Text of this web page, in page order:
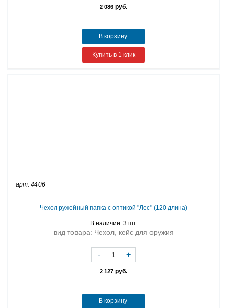
2 086 руб.
В корзину
Купить в 1 клик
арт: 4406
Чехол ружейный папка с оптикой "Лес" (120 длина)
В наличии: 3 шт.
вид товара: Чехол, кейс для оружия
2 127 руб.
- +
В корзину